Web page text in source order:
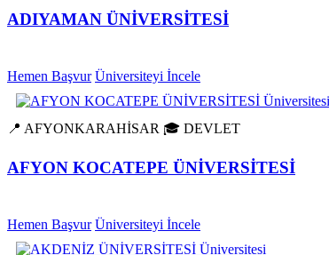
ADIYAMAN ÜNİVERSİTESİ
Hemen Başvur Üniversiteyi İncele
📍 AFYONKARAHİSAR 🎓 DEVLET
AFYON KOCATEPE ÜNİVERSİTESİ
Hemen Başvur Üniversiteyi İncele